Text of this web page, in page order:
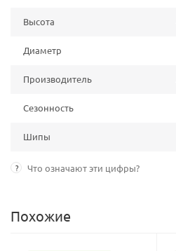
Высота
Диаметр
Производитель
Сезонность
Шипы
? Что означают эти цифры?
Похожие